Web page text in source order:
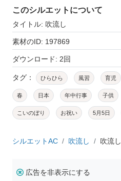
このシルエットについて
タイトル: 吹流し
素材のID: 197869
ダウンロード: 2回
タグ： ひらひら 風習 育児
春 日本 年中行事 子供
こいのぼり お祝い 5月5日
シルエットAC 吹流し 吹流し
広告を非表示にする